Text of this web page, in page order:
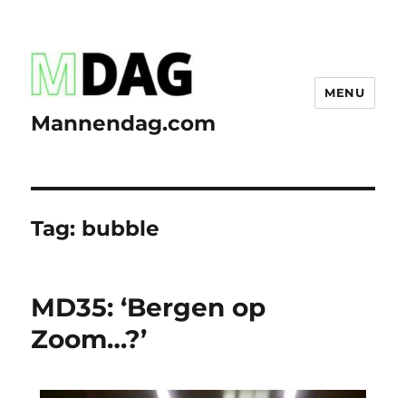
Mannendag.com
MENU
Tag: bubble
MD35: ‘Bergen op
Zoom…?’